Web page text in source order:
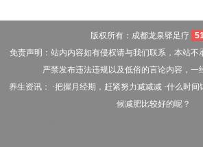
版权所有：成都龙泉驿足疗
免责声明：站内内容如有侵权请与我们联系，本站不
严禁发布违法违规以及低俗的言论内容，一
养生资讯： ·把握月经期，赶紧努力减减减 ·什么时间
候减肥比较好的呢？